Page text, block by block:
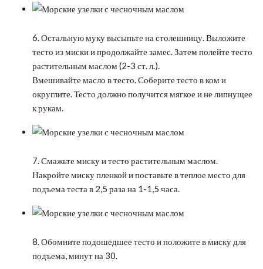
6. Остальную муку высыпьте на столешницу. Выложите
тесто из миски и продолжайте замес. Затем полейте тесто
растительным маслом (2-3 ст. л.).
Вмешивайте масло в тесто. Соберите тесто в ком и
округлите. Тесто должно получится мягкое и не липнущее
к рукам.
7. Смажьте миску и тесто растительным маслом.
Накройте миску пленкой и поставьте в теплое место для
подъема теста в 2,5 раза на 1-1,5 часа.
8. Обомните подошедшее тесто и положите в миску для
подъема, минут на 30.